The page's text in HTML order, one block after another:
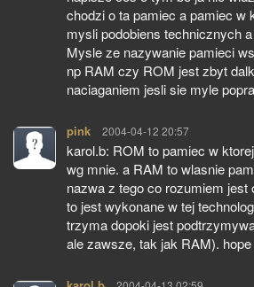
chodzi o ta pamiec a pamiec w
mysli podobiens technicznych
Mysle ze nazywanie pamieci
np RAM czy ROM jest zbyt
naciaganiem jesli sie myle
pink pisze:
2004-04-12 20:57
karol.b: ROM to pamiec w
wg mnie. a RAM to wlasnie
nazwa z tego co rozumiem jest
to jest wykonane w tej
trzyma dopoki jest
ale zawsze, tak jak RAM).